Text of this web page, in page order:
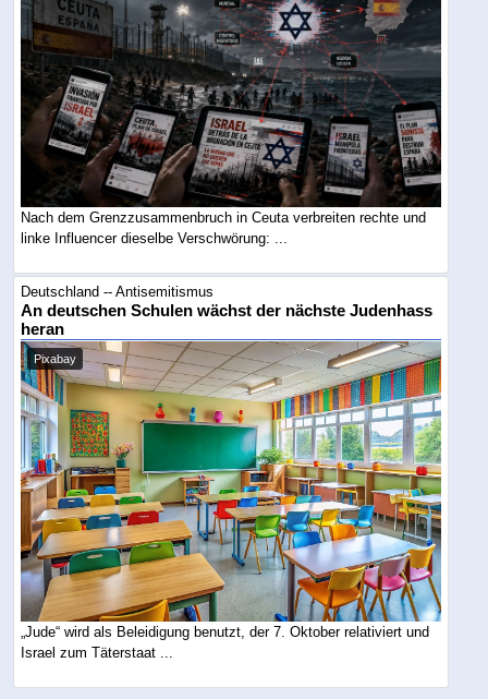
Nach dem Grenzzusammenbruch in Ceuta verbreiten rechte und
linke Influencer dieselbe Verschwörung: ...
Deutschland -- Antisemitismus
An deutschen Schulen wächst der nächste Judenhass
heran
Pixabay
„Jude“ wird als Beleidigung benutzt, der 7. Oktober relativiert und
Israel zum Täterstaat ...